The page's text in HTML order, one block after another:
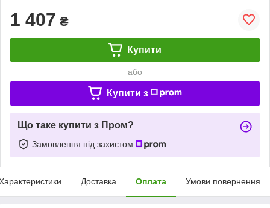
1 407 ₴
Купити
або
Купити з
Що таке купити з Пром?
Замовлення під захистом
Доставка Оплата Умови повернення